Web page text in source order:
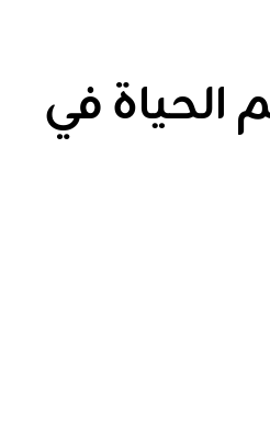
الحياة في